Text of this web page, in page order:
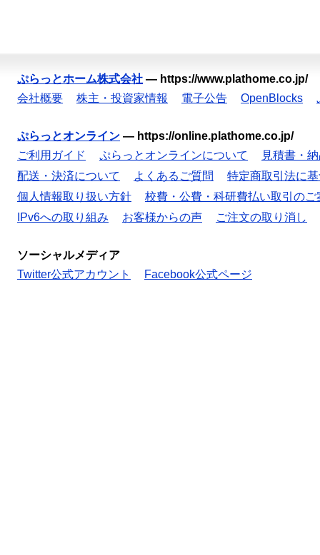
ぷらっとホーム株式会社 — https://www.plathome.co.jp/
会社概要
株主・投資家情報 電子公告 OpenBlocks
ぷらっとオンライン — https://online.plathome.co.jp/
ご利用ガイド
ぷらっとオンラインについて
見積書・
配送・決済について
よくあるご質問
特定商取引法に
個人情報取り扱い方針
校費・公費・科研費払い取引のご
IPv6への取り組み
お客様からの声 ご注文の取り消し
ソーシャルメディア
Twitter公式アカウント
Facebook公式ページ